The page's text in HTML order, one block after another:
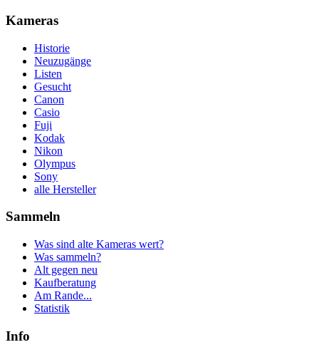
Kameras
Historie
Neuzugänge
Listen
Gesucht
Canon
Casio
Fuji
Kodak
Nikon
Olympus
Sony
alle Hersteller
Sammeln
Was sind alte Kameras wert?
Was sammeln?
Alt gegen neu
Kaufberatung
Am Rande...
Statistik
Info